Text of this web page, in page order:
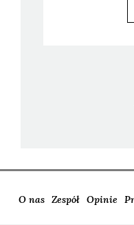
O nas Zespół Opinie